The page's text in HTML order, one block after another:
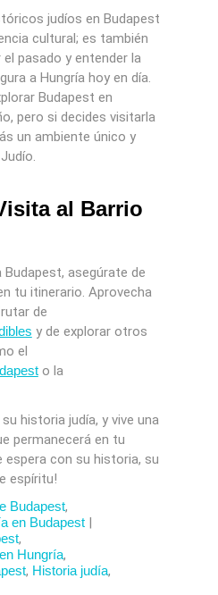
judíos en Budapest
cultural; es también
pasado y entender la
a Hungría hoy en día.
Budapest en
pero si decides visitarla
un ambiente único y
al Barrio
asegúrate de
tu itinerario. Aprovecha
de
y de explorar otros
el
o la
historia judía, y vive una
permanecerá en tu
espera con su historia, su
espíritu!
Budapest,
en Budapest|
,
Hungría,
, Historia judía,